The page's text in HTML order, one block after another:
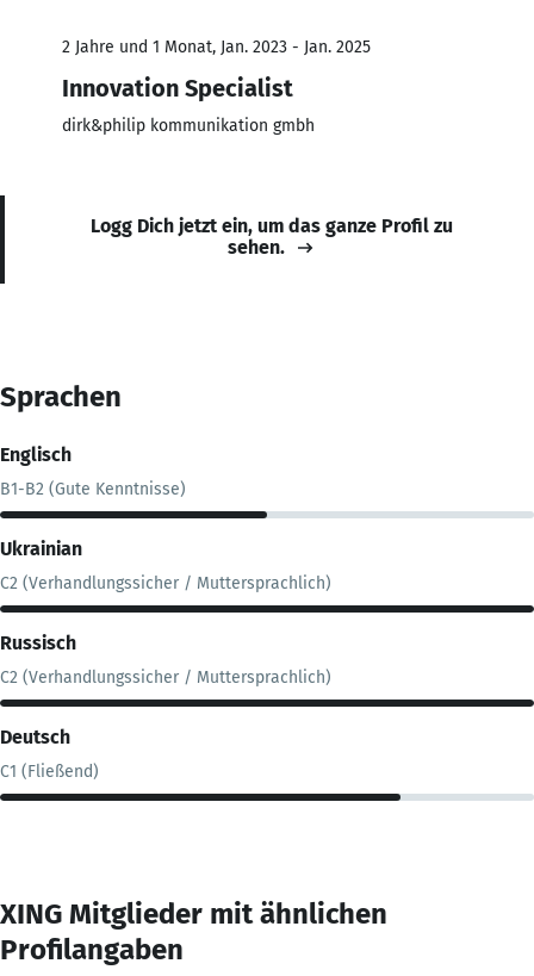
2 Jahre und 1 Monat, Jan. 2023 - Jan. 2025
Innovation Specialist
dirk&philip kommunikation gmbh
Logg Dich jetzt ein, um das ganze Profil zu
sehen.
Sprachen
Englisch
B1-B2 (Gute Kenntnisse)
Ukrainian
C2 (Verhandlungssicher / Muttersprachlich)
Russisch
C2 (Verhandlungssicher / Muttersprachlich)
Deutsch
C1 (Fließend)
XING Mitglieder mit ähnlichen
Profilangaben